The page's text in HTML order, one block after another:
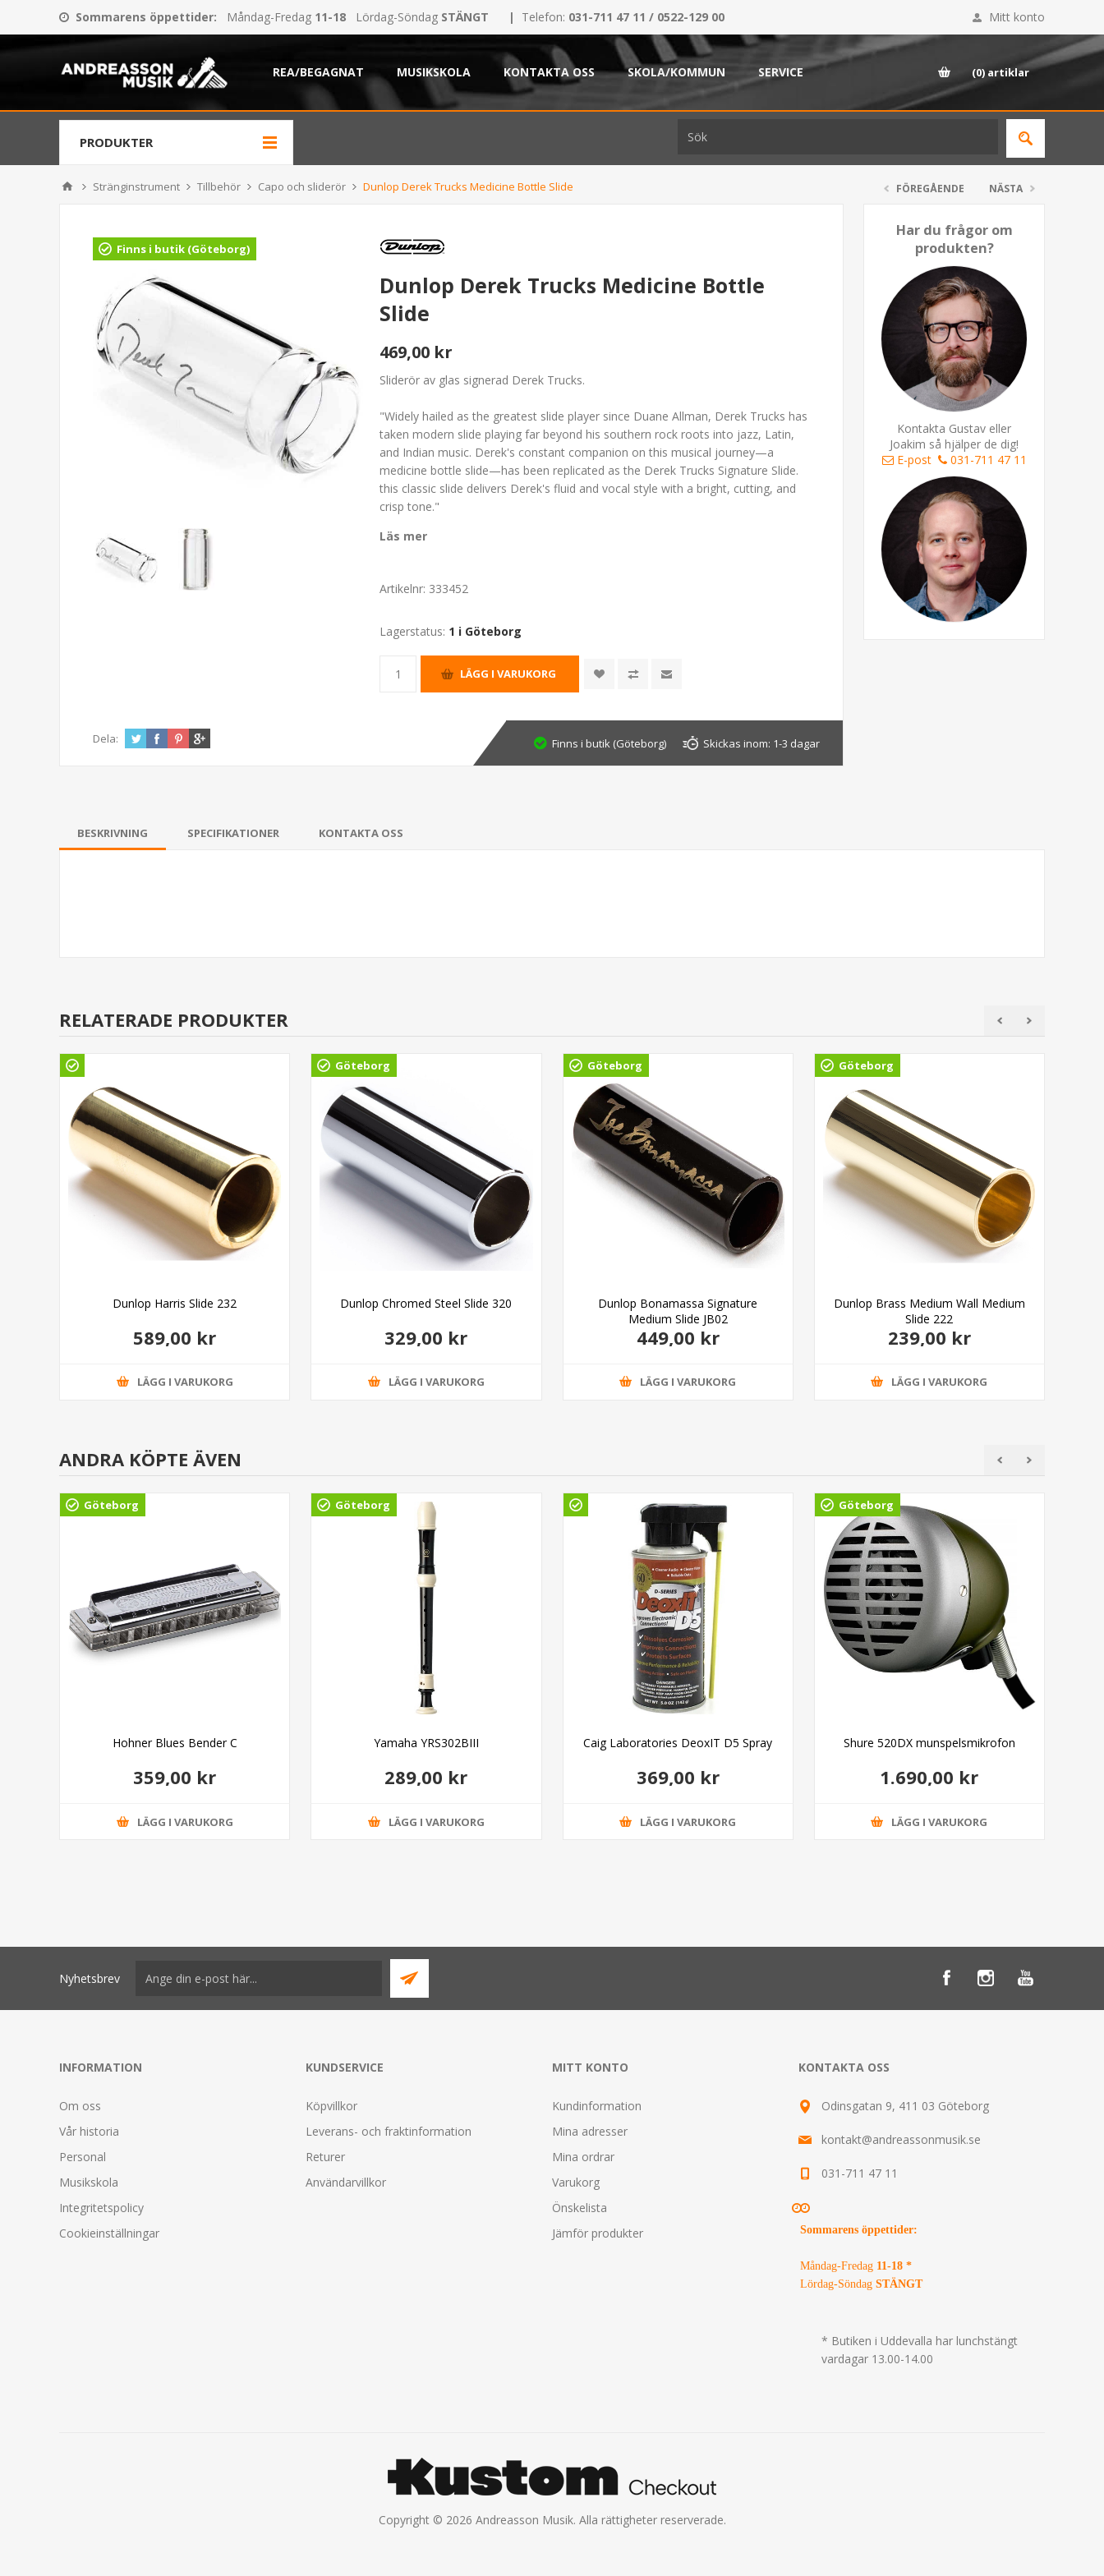
Sommarens öppettider: Måndag-Fredag 11-18 Lördag-Söndag STÄNGT | Telefon: 031-711 47 11 / 0522-129 00 Mitt konto
REA/BEGAGNAT MUSIKSKOLA KONTAKTA OSS SKOLA/KOMMUN SERVICE (0) artiklar
PRODUKTER
Stränginstrument Tillbehör Capo och sliderör Dunlop Derek Trucks Medicine Bottle Slide FÖREGÅENDE NÄSTA
Har du frågor om
produkten?
Kontakta Gustav eller
Joakim så hjälper de dig!
E-post
031-711 47 11
Finns i butik (Göteborg)
Dunlop Derek Trucks Medicine Bottle
Slide
469,00 kr
Sliderör av glas signerad Derek Trucks.
"Widely hailed as the greatest slide player since Duane Allman, Derek Trucks has
taken modern slide playing far beyond his southern rock roots into jazz, Latin,
and Indian music. Derek's constant companion on this musical journey—a
medicine bottle slide—has been replicated as the Derek Trucks Signature Slide.
this classic slide delivers Derek's fluid and vocal style with a bright, cutting, and
crisp tone."
Läs mer
Artikelnr: 333452
Lagerstatus: 1 i Göteborg
Dela: Finns i butik (Göteborg) Skickas inom: 1-3 dagar
BESKRIVNING SPECIFIKATIONER KONTAKTA OSS
RELATERADE PRODUKTER
Dunlop Harris Slide 232
589,00 kr
LÄGG I VARUKORG
Göteborg
Dunlop Chromed Steel Slide 320
329,00 kr
LÄGG I VARUKORG
Göteborg
Dunlop Bonamassa Signature
Medium Slide JB02
449,00 kr
LÄGG I VARUKORG
Göteborg
Dunlop Brass Medium Wall Medium
Slide 222
239,00 kr
LÄGG I VARUKORG
ANDRA KÖPTE ÄVEN
Göteborg
Hohner Blues Bender C
359,00 kr
LÄGG I VARUKORG
Göteborg
Yamaha YRS302BIII
289,00 kr
LÄGG I VARUKORG
Caig Laboratories DeoxIT D5 Spray
369,00 kr
LÄGG I VARUKORG
Göteborg
Shure 520DX munspelsmikrofon
1.690,00 kr
LÄGG I VARUKORG
Nyhetsbrev
INFORMATION
Om oss
Vår historia
Personal
Musikskola
Integritetspolicy
Cookieinställningar
KUNDSERVICE
Köpvillkor
Leverans- och fraktinformation
Returer
Användarvillkor
MITT KONTO
Kundinformation
Mina adresser
Mina ordrar
Varukorg
Önskelista
Jämför produkter
KONTAKTA OSS
Odinsgatan 9, 411 03 Göteborg
kontakt@andreassonmusik.se
031-711 47 11
Sommarens öppettider:
Måndag-Fredag 11-18 *
Lördag-Söndag STÄNGT
* Butiken i Uddevalla har lunchstängt
vardagar 13.00-14.00
Copyright © 2026 Andreasson Musik. Alla rättigheter reserverade.